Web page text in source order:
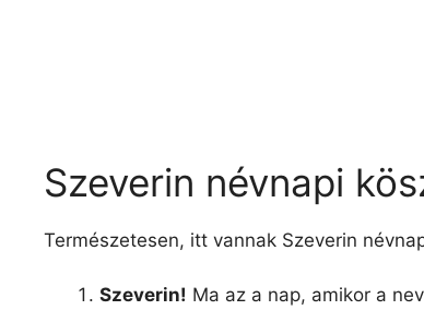
Szeverin névnapi
Természetesen, itt vannak Szeverin
Szeverin! Ma az a nap, amikor a